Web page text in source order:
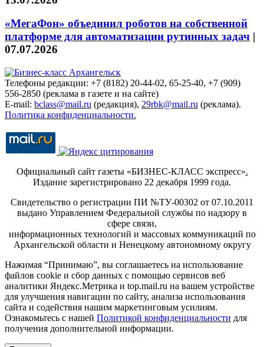
«МегаФон» объединил роботов на собственной
платформе для автоматизации рутинных задач |
07.07.2026
Телефоны редакции: +7 (8182) 20-44-02, 65-25-40, +7 (909)
556-2850 (реклама в газете и на сайте)
E-mail: bclass@mail.ru (редакция), 29rbk@mail.ru (реклама).
Политика конфиденциальности.
Официальный сайт газеты «БИЗНЕС-КЛАСС экспресс».
Издание зарегистрировано 22 декабря 1999 года.
Свидетельство о регистрации ПИ №ТУ-00302 от 07.10.2011
выдано Управлением Федеральной службы по надзору в
сфере связи,
информационных технологий и массовых коммуникаций по
Архангельской области и Ненецкому автономному округу
Нажимая “Принимаю”, вы соглашаетесь на использование
файлов cookie и сбор данных с помощью сервисов веб
аналитики Яндекс.Метрика и top.mail.ru на вашем устройстве
для улучшения навигации по сайту, анализа использования
сайта и содействия нашим маркетинговым усилиям.
Ознакомьтесь с нашей Политикой конфиденциальности для
получения дополнительной информации.